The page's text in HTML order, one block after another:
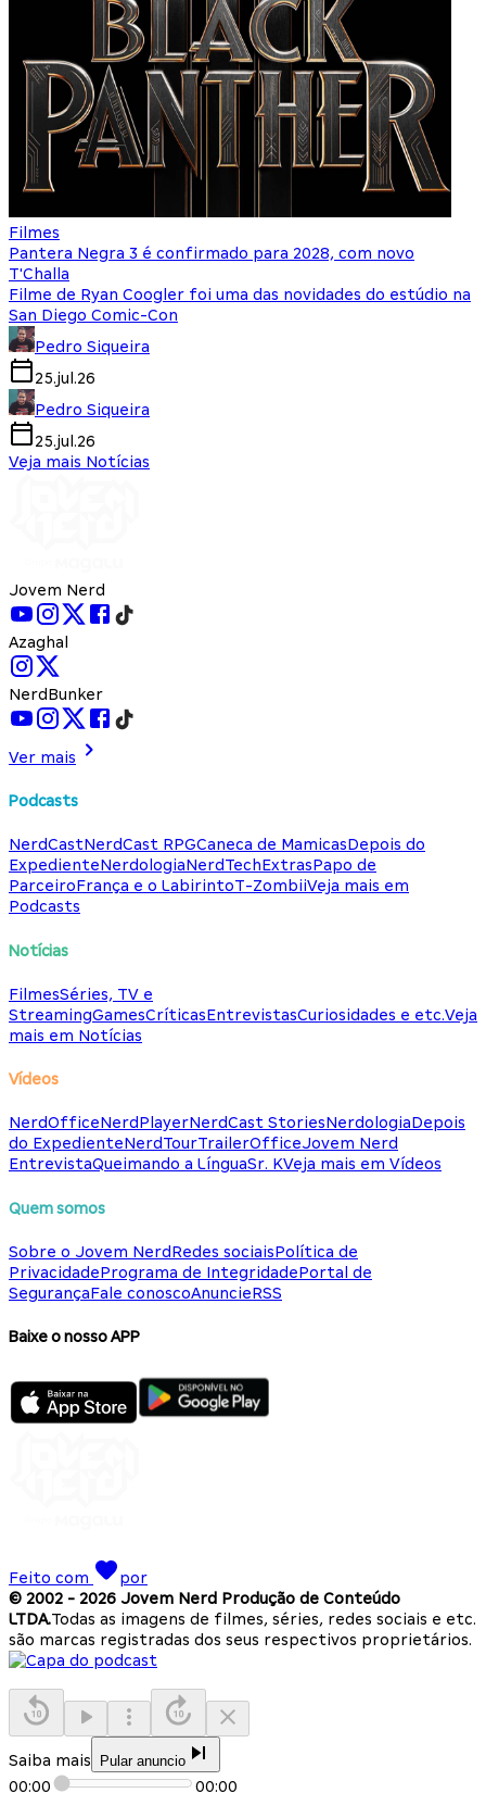
Filmes
Pantera Negra 3 é confirmado para 2028, com novo
T'Challa
Filme de Ryan Coogler foi uma das novidades do estúdio na
San Diego Comic-Con
Pedro Siqueira
25.jul.26
Pedro Siqueira
25.jul.26
Veja mais Notícias
Jovem Nerd
Azaghal
NerdBunker
Ver mais
Podcasts
NerdCastNerdCast RPGCaneca de MamicasDepois do
ExpedienteNerdologiaNerdTechExtrasPapo de
ParceiroFrança e o LabirintoT-ZombiiVeja mais em
Podcasts
Notícias
FilmesSéries, TV e
StreamingGamesCríticasEntrevistasCuriosidades e etc.Veja
mais em Notícias
Vídeos
NerdOfficeNerdPlayerNerdCast StoriesNerdologiaDepois
do ExpedienteNerdTourTrailerOfficeJovem Nerd
EntrevistaQueimando a LínguaSr. KVeja mais em Vídeos
Quem somos
Sobre o Jovem NerdRedes sociaisPolítica de
PrivacidadePrograma de IntegridadePortal de
SegurançaFale conoscoAnuncieRSS
Baixe o nosso APP
Feito com
por
© 2002 - 2026 Jovem Nerd Produção de Conteúdo
LTDA.Todas as imagens de filmes, séries, redes sociais e etc.
são marcas registradas dos seus respectivos proprietários.
Saiba mais Pular anuncio
00:00 00:00